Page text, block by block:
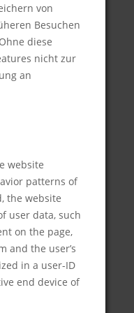
plus à
Nous vous
relations
tout au long
agence de
plan basée à
une
de
de
d'avocats
von
Besuchen
diese
nicht zur
an
website
patterns of
the website
user data, such
on the page,
and the user’s
in a user-ID
end device of